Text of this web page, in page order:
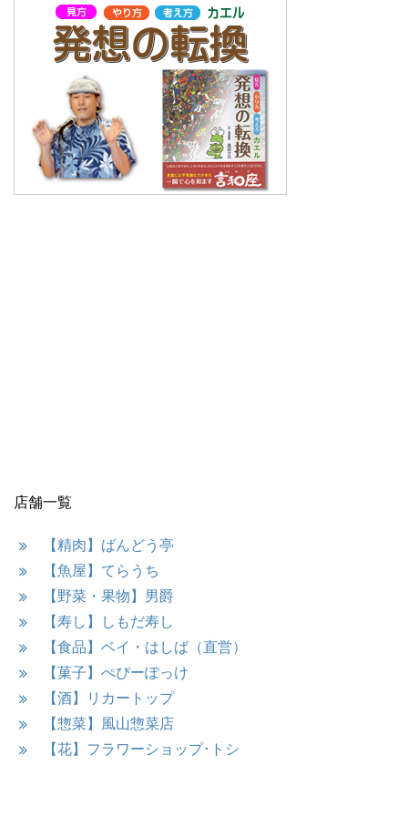
店舗一覧
【精肉】ばんどう亭
【魚屋】てらうち
【野菜・果物】男爵
【寿し】しもだ寿し
【食品】ベイ・はしば（直営）
【菓子】ぺぴーぽっけ
【酒】リカートップ
【惣菜】風山惣菜店
【花】フラワーショップ･トシ